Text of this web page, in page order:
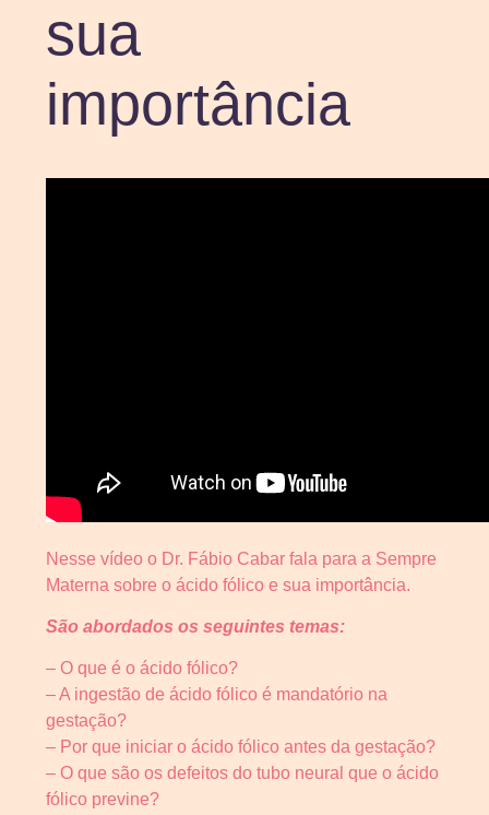
sua
importância
Nesse vídeo o Dr. Fábio Cabar fala para a Sempre
Materna sobre o ácido fólico e sua importância.
São abordados os seguintes temas:
– O que é o ácido fólico?
– A ingestão de ácido fólico é mandatório na
gestação?
– Por que iniciar o ácido fólico antes da gestação?
– O que são os defeitos do tubo neural que o ácido
fólico previne?